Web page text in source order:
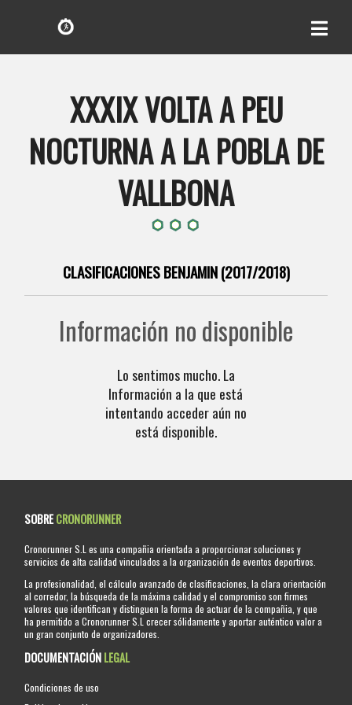
XXXIX VOLTA A PEU
NOCTURNA A LA POBLA DE
VALLBONA
CLASIFICACIONES BENJAMIN (2017/2018)
Información no disponible
Lo sentimos mucho. La
Información a la que está
intentando acceder aún no
está disponible.
SOBRECRONORUNNER
Cronorunner S.L es una compañia orientada a proporcionar soluciones y
servicios de alta calidad vinculados a la organización de eventos deportivos.
La profesionalidad, el cálculo avanzado de clasificaciones, la clara orientación
al corredor, la búsqueda de la máxima calidad y el compromiso son firmes
valores que identifican y distinguen la forma de actuar de la compañia, y que
ha permitido a Cronorunner S.L crecer sólidamente y aportar auténtico valor a
un gran conjunto de organizadores.
DOCUMENTACIÓNLEGAL
Condiciones de uso